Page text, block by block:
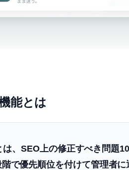
能とは
、SEO上の修正すべき問題
で優先順位を付けて管理者